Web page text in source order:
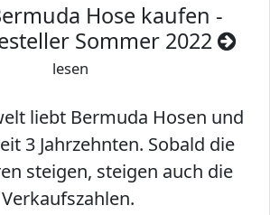
Hose kaufen -
Sommer 2022
lesen
liebt Bermuda Hosen und
3 Jahrzehnten. Sobald die
steigen, steigen auch die
Verkaufszahlen.